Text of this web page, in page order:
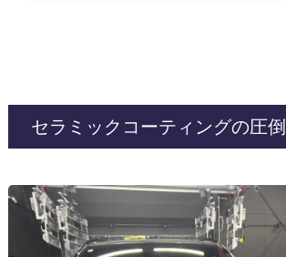
セラミックコーティングの圧